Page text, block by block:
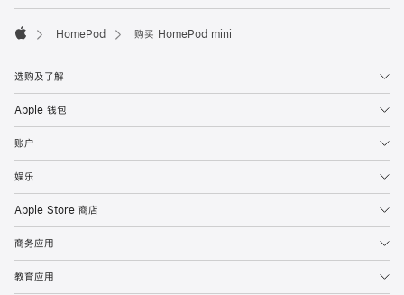
HomePod 购买 HomePod mini
选购及了解
Apple 钱包
账户
娱乐
Apple Store 商店
商务应用
教育应用